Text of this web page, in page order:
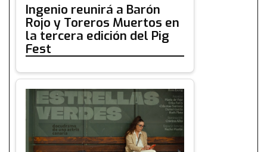
Ingenio reunirá a Barón
Rojo y Toreros Muertos en
la tercera edición del Pig
Fest